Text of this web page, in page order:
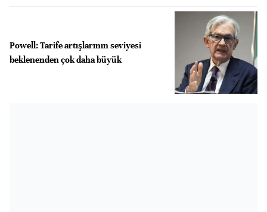
Powell: Tarife artışlarının seviyesi
beklenenden çok daha büyük